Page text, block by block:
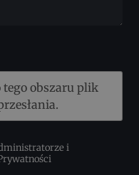
obszaru plik
i